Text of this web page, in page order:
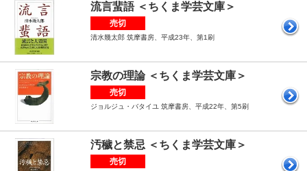
流言蜚語 ＜ちくま学芸文庫＞
売切
清水幾太郎 筑摩書房、平成23年、第1刷
宗教の理論 ＜ちくま学芸文庫＞
売切
ジョルジュ・バタイユ 筑摩書房、平成22年、第5刷
汚穢と禁忌 ＜ちくま学芸文庫＞
売切